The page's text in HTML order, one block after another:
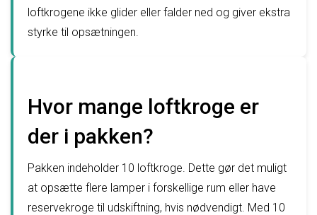
loftkrogene ikke glider eller falder ned og giver ekstra
styrke til opsætningen.
Hvor mange loftkroge er
der i pakken?
Pakken indeholder 10 loftkroge. Dette gør det muligt
at opsætte flere lamper i forskellige rum eller have
reservekroge til udskiftning, hvis nødvendigt. Med 10